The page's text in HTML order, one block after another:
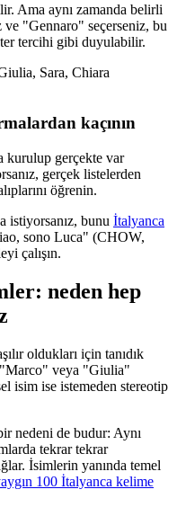
Ama aynı zamanda belirli
ve "Gennaro" seçerseniz, bu
tercihi gibi duyulabilir.
Sara, Chiara
kaçının
kurulup gerçekte var
gerçek listelerden
öğrenin.
istiyorsanız, bunu İtalyanca
sono Luca" (CHOW,
çalışın.
neden hep
oldukları için tanıdık
veya "Giulia"
isim ise istemeden stereotip
nedeni de budur: Aynı
tekrar tekrar
İsimlerin yanında temel
100 İtalyanca kelime